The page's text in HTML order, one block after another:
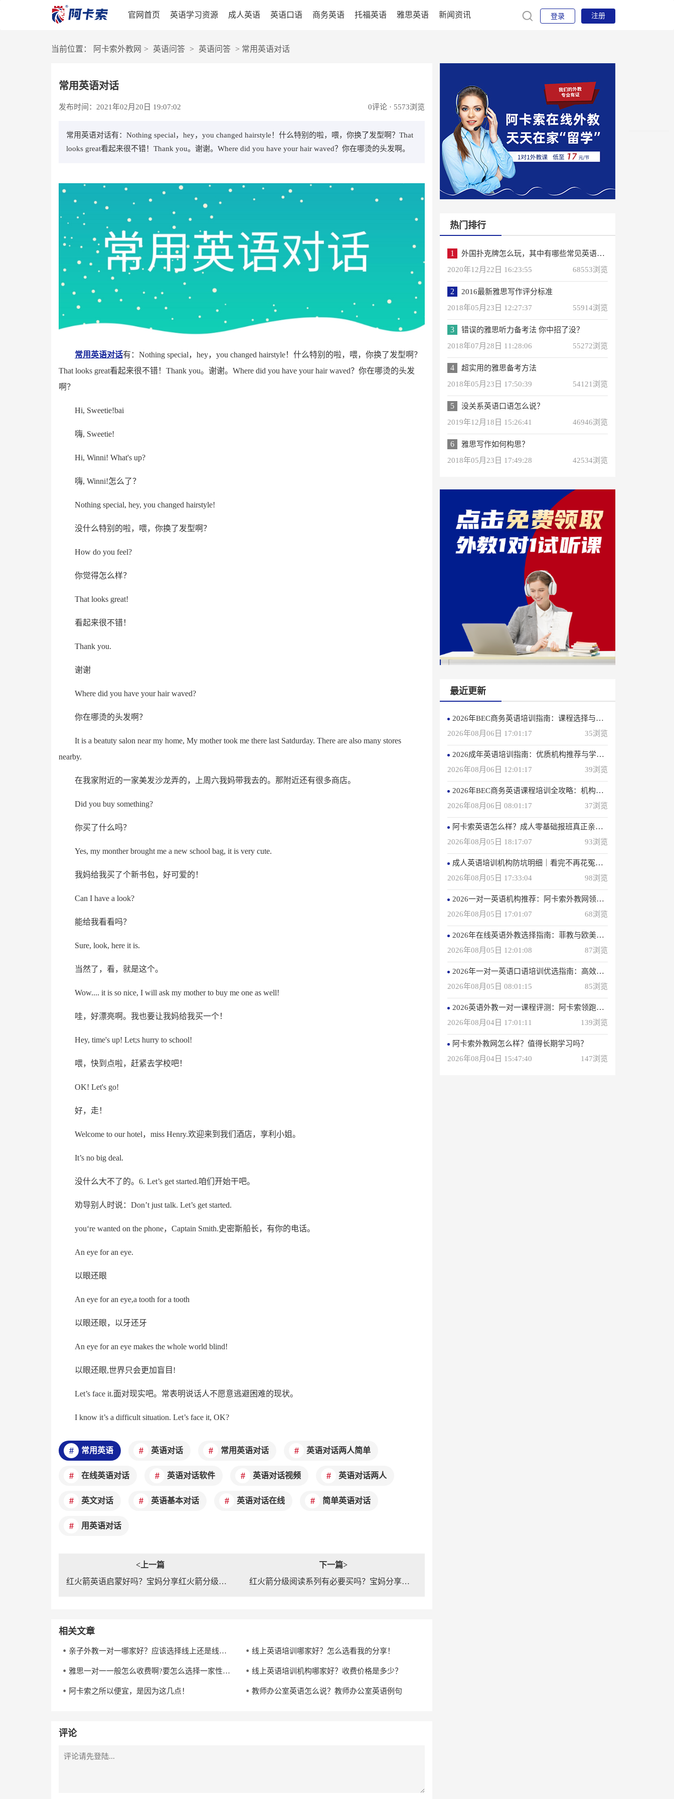
官网首页 英语学习资源 成人英语 英语口语 商务英语 托福英语 雅思英语 新闻资讯 登录 注册
当前位置： 阿卡索外教网 > 英语问答 > 英语问答 > 常用英语对话
常用英语对话
发布时间：2021年02月20日 19:07:02 0评论 · 5573浏览
常用英语对话有：Nothing special，hey，you changed hairstyle！什么特别的啦，喂，你换了发型啊？That
looks great看起来很不错！Thank you。谢谢。Where did you have your hair waved？你在哪烫的头发啊。
常用英语对话有：Nothing special，hey，you changed hairstyle！什么特别的啦，喂，你换了发型啊？
That looks great看起来很不错！Thank you。谢谢。Where did you have your hair waved？你在哪烫的头发
啊？
Hi, Sweetie!bai
嗨, Sweetie!
Hi, Winni! What's up?
嗨, Winni!怎么了？
Nothing special, hey, you changed hairstyle!
没什么特别的啦，喂，你换了发型啊？
How do you feel?
你觉得怎么样？
That looks great!
看起来很不错！
Thank you.
谢谢
Where did you have your hair waved?
你在哪烫的头发啊？
It is a beatuty salon near my home, My mother took me there last Satdurday. There are also many stores
nearby.
在我家附近的一家美发沙龙弄的，上周六我妈带我去的。那附近还有很多商店。
Did you buy something?
你买了什么吗？
Yes, my monther brought me a new school bag, it is very cute.
我妈给我买了个新书包，好可爱的！
Can I have a look?
能给我看看吗？
Sure, look, here it is.
当然了，看，就是这个。
Wow.... it is so nice, I will ask my mother to buy me one as well!
哇，好漂亮啊。我也要让我妈给我买一个！
Hey, time's up! Let;s hurry to school!
喂，快到点啦，赶紧去学校吧！
OK! Let's go!
好，走！
Welcome to our hotel，miss Henry.欢迎来到我们酒店，享利小姐。
It’s no big deal.
没什么大不了的。6. Let’s get started.咱们开始干吧。
劝导别人时说：Don’t just talk. Let’s get started.
you‘re wanted on the phone，Captain Smith.史密斯船长，有你的电话。
An eye for an eye.
以眼还眼
An eye for an eye,a tooth for a tooth
以眼还眼，以牙还牙
An eye for an eye makes the whole world blind!
以眼还眼,世界只会更加盲目!
Let’s face it.面对现实吧。常表明说话人不愿意逃避困难的现状。
I know it’s a difficult situation. Let’s face it, OK?
常用英语 英语对话 常用英语对话 英语对话两人简单
在线英语对话 英语对话软件 英语对话视频 英语对话两人
英文对话 英语基本对话 英语对话在线 简单英语对话
用英语对话
<上一篇
红火箭英语启蒙好吗？宝妈分享红火箭分级阅读怎么用
下一篇>
红火箭分级阅读系列有必要买吗？宝妈分享红火箭分级阅读怎么学
相关文章
亲子外教一对一哪家好？应该选择线上还是线下的呢？ 线上英语培训哪家好？怎么选看我的分享！
雅思一对一一般怎么收费啊?要怎么选择一家性价比高的雅思一对一培训机构? 线上英语培训机构哪家好？收费价格是多少？
阿卡索之所以便宜，是因为这几点！ 教师办公室英语怎么说？教师办公室英语例句
评论
热门排行
1
外国扑克牌怎么玩，其中有哪些常见英语词汇？
2020年12月22日 16:23:55
68553浏览
2
2016最新雅思写作评分标准
2018年05月23日 12:27:37
55914浏览
3
错误的雅思听力备考法 你中招了没？
2018年07月28日 11:28:06
55272浏览
4
超实用的雅思备考方法
2018年05月23日 17:50:39
54121浏览
5
没关系英语口语怎么说？
2019年12月18日 15:26:41
46946浏览
6
雅思写作如何构思？
2018年05月23日 17:49:28
42534浏览
最近更新
2026年BEC商务英语培训指南：课程选择与优质机构推荐
2026年08月06日 17:01:17
35浏览
2026成年英语培训指南：优质机构推荐与学习策略
2026年08月06日 12:01:17
39浏览
2026年BEC商务英语课程培训全攻略：机构选择与备考指南
2026年08月06日 08:01:17
37浏览
阿卡索英语怎么样？成人零基础报班真正亲身感受
2026年08月05日 18:17:07
93浏览
成人英语培训机构防坑明细｜看完不再花冤枉钱(真正的用户反馈)
2026年08月05日 17:33:04
98浏览
2026一对一英语机构推荐：阿卡索外教网领衔专业之选
2026年08月05日 17:01:07
68浏览
2026年在线英语外教选择指南：菲教与欧美外教深度解析
2026年08月05日 12:01:08
87浏览
2026年一对一英语口语培训优选指南：高效学习方案解析
2026年08月05日 08:01:15
85浏览
2026英语外教一对一课程评测：阿卡索领跑性价比之选
2026年08月04日 17:01:11
139浏览
阿卡索外教网怎么样？值得长期学习吗？
2026年08月04日 15:47:40
147浏览